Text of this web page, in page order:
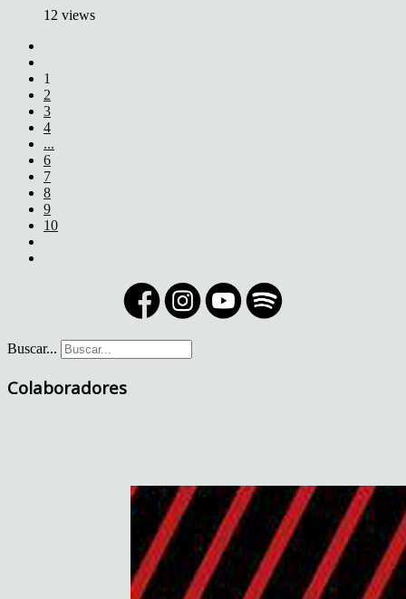
12 views
1
2
3
4
...
6
7
8
9
10
Buscar...
Colaboradores